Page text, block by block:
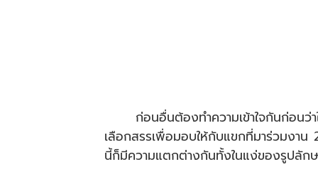
ก่อนอื่นต้องทำความเข้าใจกันก่อน
เลือกสรรเพื่อมอบให้กับแขกที่มาร่วมงา
นี้ก็มีความแตกต่างกันทั้งในแง่ของรูปลัก